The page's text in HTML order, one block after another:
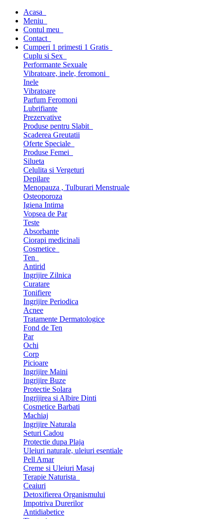
Acasa
Meniu
Contul meu
Contact
Cumperi 1 primesti 1 Gratis
Cuplu si Sex
Performante Sexuale
Vibratoare, inele, feromoni
Inele
Vibratoare
Parfum Feromoni
Lubrifiante
Prezervative
Produse pentru Slabit
Scaderea Greutatii
Oferte Speciale
Produse Femei
Silueta
Celulita si Vergeturi
Depilare
Menopauza , Tulburari Menstruale
Osteoporoza
Igiena Intima
Vopsea de Par
Teste
Absorbante
Ciorapi medicinali
Cosmetice
Ten
Antirid
Ingrijire Zilnica
Curatare
Tonifiere
Ingrijire Periodica
Acnee
Tratamente Dermatologice
Fond de Ten
Par
Ochi
Corp
Picioare
Ingrijire Maini
Ingrijire Buze
Protectie Solara
Ingrijirea si Albire Dinti
Cosmetice Barbati
Machiaj
Ingrijire Naturala
Seturi Cadou
Protectie dupa Plaja
Uleiuri naturale, uleiuri esentiale
Pell Amar
Creme si Uleiuri Masaj
Terapie Naturista
Ceaiuri
Detoxifierea Organismului
Impotriva Durerilor
Antidiabetice